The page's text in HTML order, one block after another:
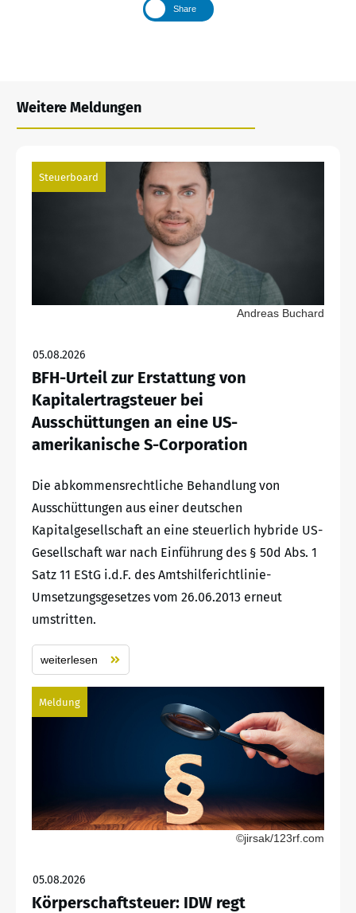
Share
Weitere Meldungen
Steuerboard
Andreas Buchard
05.08.2026
BFH-Urteil zur Erstattung von
Kapitalertragsteuer bei
Ausschüttungen an eine US-
amerikanische S-Corporation
Die abkommensrechtliche Behandlung von
Ausschüttungen aus einer deutschen
Kapitalgesellschaft an eine steuerlich hybride US-
Gesellschaft war nach Einführung des § 50d Abs. 1
Satz 11 EStG i.d.F. des Amtshilferichtlinie-
Umsetzungsgesetzes vom 26.06.2013 erneut
umstritten.
weiterlesen
Meldung
©jirsak/123rf.com
05.08.2026
Körperschaftsteuer: IDW regt